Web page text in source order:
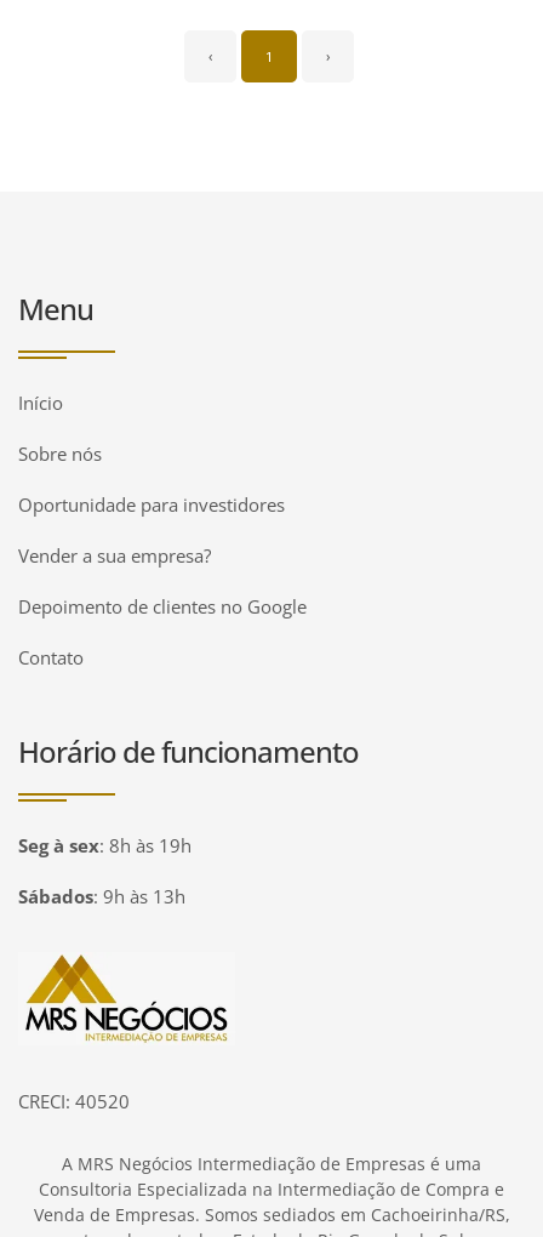
‹ 1 ›
Menu
Início
Sobre nós
Oportunidade para investidores
Vender a sua empresa?
Depoimento de clientes no Google
Contato
Horário de funcionamento
Seg à sex: 8h às 19h
Sábados: 9h às 13h
Página inicial
CRECI: 40520
A MRS Negócios Intermediação de Empresas é uma
Consultoria Especializada na Intermediação de Compra e
Venda de Empresas. Somos sediados em Cachoeirinha/RS,